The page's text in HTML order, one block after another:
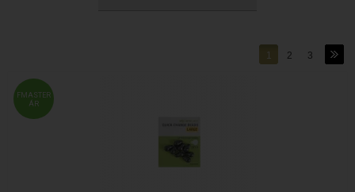
1 2 3
FMASTER
ÁR